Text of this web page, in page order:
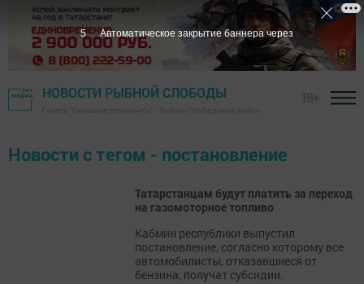
НОВОСТИ РЫБНОЙ СЛОБОДЫ
Новости с тегом - постановление
Татарстанцам будут платить за переход
на газомоторное топливо
Кабмин республики выпустил
постановление, согласно которому все
автомобилисты, отказавшиеся от
бензина, получат субсидии.
5 Автоматическое закрытие баннера через